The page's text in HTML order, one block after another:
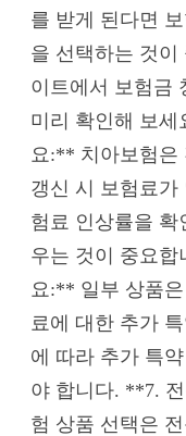
를 받게 된다면
을 선택하는 것
이트에서 보험금
미리 확인해 보
요:** 치아보험은
갱신 시 보험료가
험료 인상률을 확
우는 것이 중요
요:** 일부 상품
료에 대한 추가
에 따라 추가 특
야 합니다. **7.
험 상품 선택은